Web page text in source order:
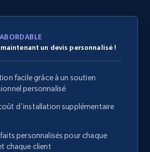
US - Discover products by
Country code, Model number,
Product name, Manufacturer,
un devis personnalisé !
facile grâce à un soutien
personnalisé
d'installation supplémentaire
personnalisés pour chaque
chaque client